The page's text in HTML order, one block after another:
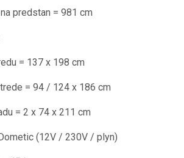
predstan = 981 cm
= 137 x 198 cm
= 94 / 124 x 186 cm
= 2 x 74 x 211 cm
(12V / 230V / plyn)